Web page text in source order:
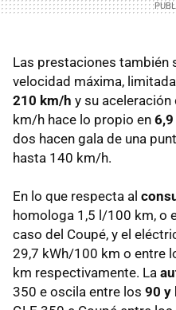
Las prestaciones también
velocidad máxima,
210 km/h y su
km/h hace lo propio en
dos hacen gala de una
hasta 140 km/h.
En lo que respecta al
homologa 1,5 l/100 km, o
caso del Coupé, y el
29,7 kWh/100 km o entre
km respectivamente. La
350 e oscila entre los 90 y